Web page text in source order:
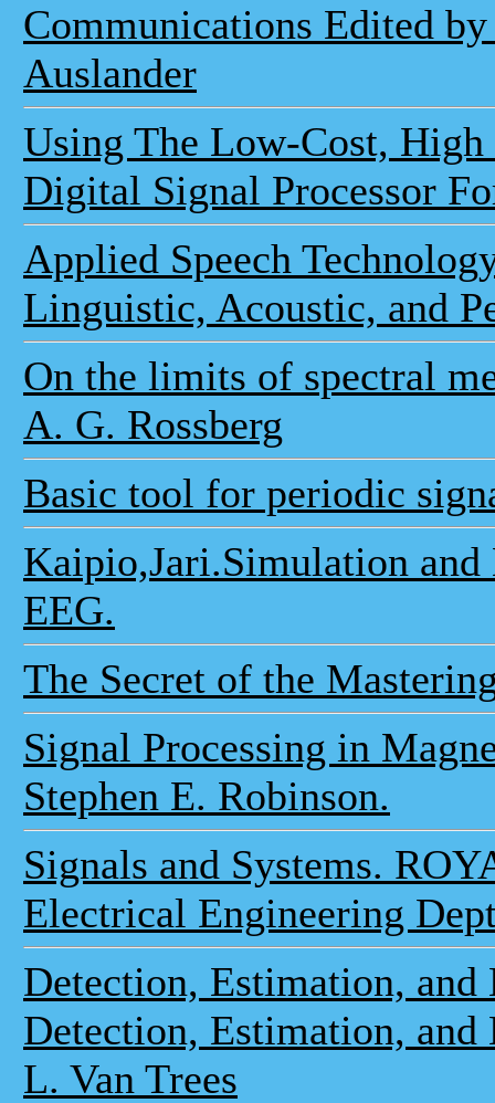
Communications Edited
Auslander
Using The Low-Cost,
Digital Signal Processor
Applied Speech
Linguistic, Acoustic, and
On the limits of spectral
A. G. Rossberg
Basic tool for periodic
Kaipio,Jari.Simulation
EEG.
The Secret of the
Signal Processing in
Stephen E. Robinson.
Signals and Systems.
Electrical Engineering
Detection, Estimation,
Detection, Estimation,
L. Van Trees